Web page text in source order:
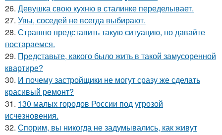
26. Девушка свою кухню в сталинке переделывает.
27. Увы, соседей не всегда выбирают.
28. Страшно представить такую ситуацию, но давайте
постараемся.
29. Представьте, какого было жить в такой замусоренной
квартире?
30. И почему застройщики не могут сразу же сделать
красивый ремонт?
31. 130 малых городов России под угрозой
исчезновения.
32. Спорим, вы никогда не задумывались, как живут